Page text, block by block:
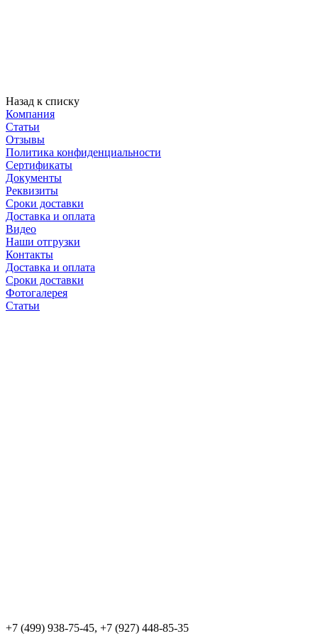
Назад к списку
Компания
Статьи
Отзывы
Политика конфиденциальности
Сертификаты
Документы
Реквизиты
Сроки доставки
Доставка и оплата
Видео
Наши отгрузки
Контакты
Доставка и оплата
Сроки доставки
Фотогалерея
Статьи
+7 (499) 938-75-45, +7 (927) 448-85-35